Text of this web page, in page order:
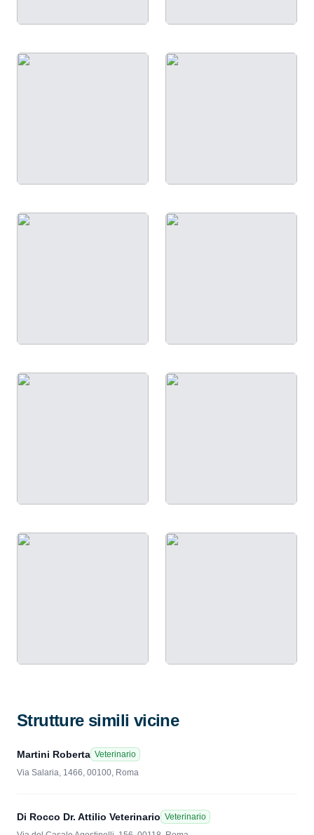
Strutture simili vicine
Martini Roberta Veterinario
Via Salaria, 1466, 00100, Roma
Di Rocco Dr. Attilio Veterinario Veterinario